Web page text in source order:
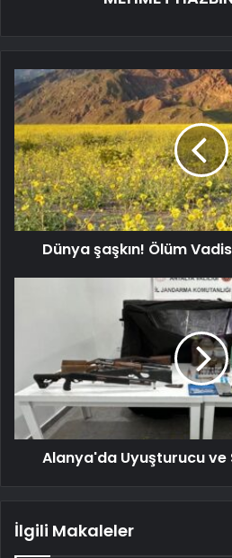
Dünya şaşkın! Ölüm
Alanya'da Uyuşturucu ve
İlgili Makaleler